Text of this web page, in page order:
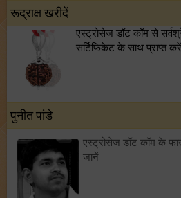
रूद्राक्ष खरीदें
एस्ट्रोसेज डॉट कॉम से
सर्टिफिकेट के साथ प्राप्त
पुनीत पांडे
एस्ट्रोसेज डॉट कॉम के
जानें